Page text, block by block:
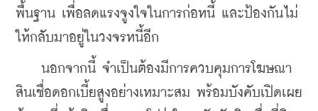
พื้นฐาน เพื่อลดแรงจูงใจในการก่อหนี้ และป้องกันไม่
ให้กลับมาอยู่ในวงจรหนี้อีก
นอกจากนี้ จำเป็นต้องมีการควบคุมการโฆษณา
สินเชื่อดอกเบี้ยสูงอย่างเหมาะสม พร้อมบังคับเปิดเผย